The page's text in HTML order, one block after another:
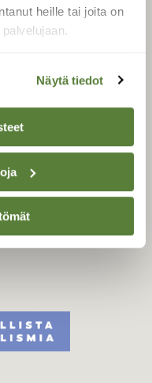
heille tai joita on
Näytä tiedot
digilukuoikeus
parasta juttua
LUONNON­
Luonto -lehden
onSuomen